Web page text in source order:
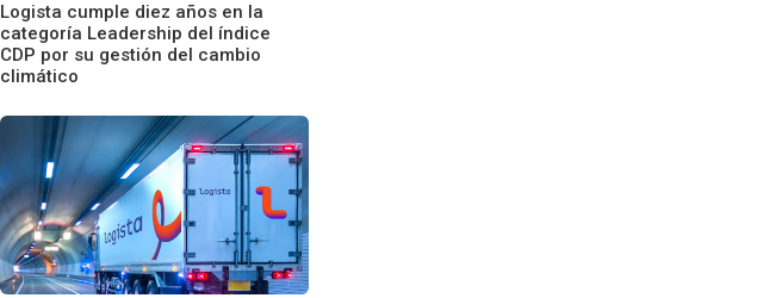
Logista cumple diez años en la
categoría Leadership del índice
CDP por su gestión del cambio
climático